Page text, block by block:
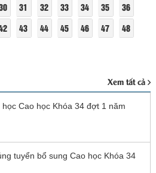
31 32 33 34 35
36
43 44 45 46 47
48
Xem tất cả
Cao học Khóa 34 đợt 1 năm
tuyển bổ sung Cao học Khóa 34